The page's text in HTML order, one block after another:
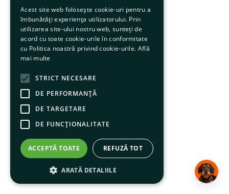
Acest site web folosește cookie-uri pentru a
îmbunătăți experiența utilizatorului. Prin
utilizarea site-ului nostru web, sunteți de
acord cu toate cookie-urile în conformitate
cu Politica noastră privind cookie-urile. Află
mai multe
STRICT NECESARE
DE PERFORMANȚĂ
DE TARGETARE
DE FUNCŢIONALITATE
ACCEPTĂ TOATE REFUZĂ TOT
ARATĂ DETALIILE